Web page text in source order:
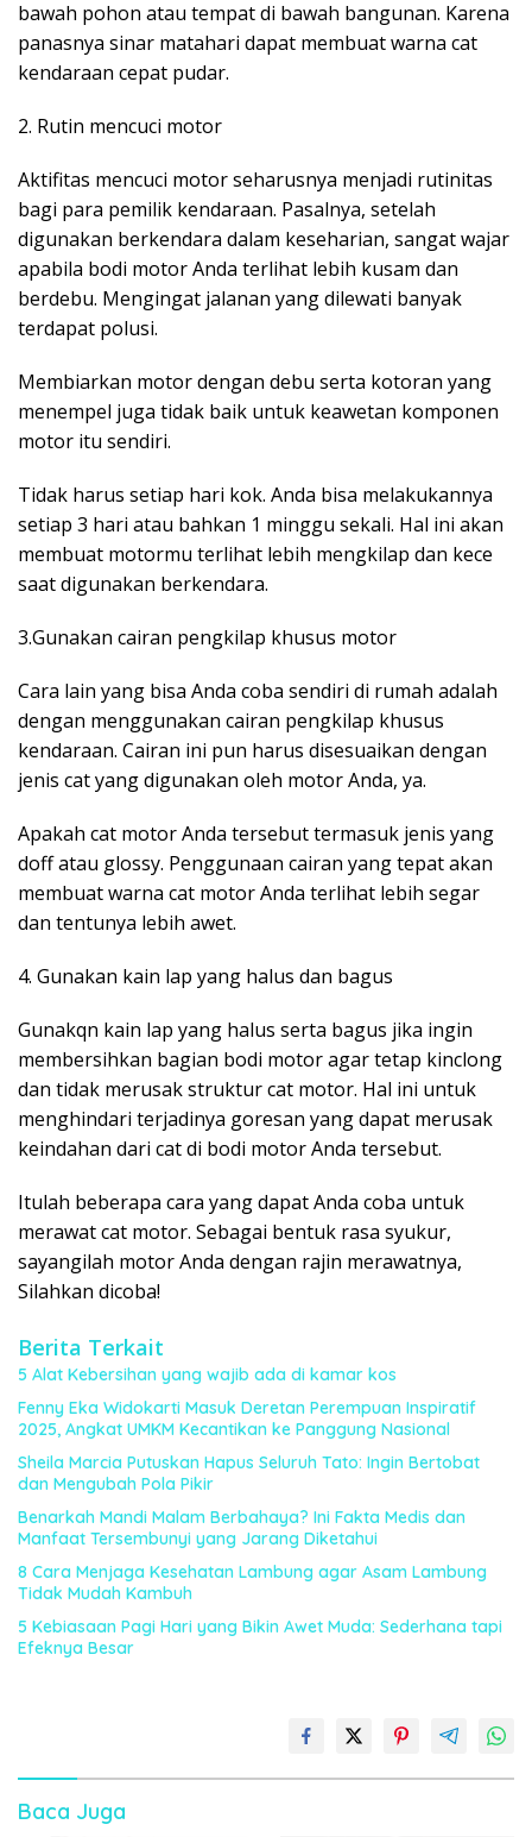
bawah pohon atau tempat di bawah bangunan. Karena
panasnya sinar matahari dapat membuat warna cat
kendaraan cepat pudar.
2. Rutin mencuci motor
Aktifitas mencuci motor seharusnya menjadi rutinitas
bagi para pemilik kendaraan. Pasalnya, setelah
digunakan berkendara dalam keseharian, sangat wajar
apabila bodi motor Anda terlihat lebih kusam dan
berdebu. Mengingat jalanan yang dilewati banyak
terdapat polusi.
Membiarkan motor dengan debu serta kotoran yang
menempel juga tidak baik untuk keawetan komponen
motor itu sendiri.
Tidak harus setiap hari kok. Anda bisa melakukannya
setiap 3 hari atau bahkan 1 minggu sekali. Hal ini akan
membuat motormu terlihat lebih mengkilap dan kece
saat digunakan berkendara.
3.Gunakan cairan pengkilap khusus motor
Cara lain yang bisa Anda coba sendiri di rumah adalah
dengan menggunakan cairan pengkilap khusus
kendaraan. Cairan ini pun harus disesuaikan dengan
jenis cat yang digunakan oleh motor Anda, ya.
Apakah cat motor Anda tersebut termasuk jenis yang
doff atau glossy. Penggunaan cairan yang tepat akan
membuat warna cat motor Anda terlihat lebih segar
dan tentunya lebih awet.
4. Gunakan kain lap yang halus dan bagus
Gunakqn kain lap yang halus serta bagus jika ingin
membersihkan bagian bodi motor agar tetap kinclong
dan tidak merusak struktur cat motor. Hal ini untuk
menghindari terjadinya goresan yang dapat merusak
keindahan dari cat di bodi motor Anda tersebut.
Itulah beberapa cara yang dapat Anda coba untuk
merawat cat motor. Sebagai bentuk rasa syukur,
sayangilah motor Anda dengan rajin merawatnya,
Silahkan dicoba!
Berita Terkait
5 Alat Kebersihan yang wajib ada di kamar kos
Fenny Eka Widokarti Masuk Deretan Perempuan Inspiratif
2025, Angkat UMKM Kecantikan ke Panggung Nasional
Sheila Marcia Putuskan Hapus Seluruh Tato: Ingin Bertobat
dan Mengubah Pola Pikir
Benarkah Mandi Malam Berbahaya? Ini Fakta Medis dan
Manfaat Tersembunyi yang Jarang Diketahui
8 Cara Menjaga Kesehatan Lambung agar Asam Lambung
Tidak Mudah Kambuh
5 Kebiasaan Pagi Hari yang Bikin Awet Muda: Sederhana tapi
Efeknya Besar
Baca Juga